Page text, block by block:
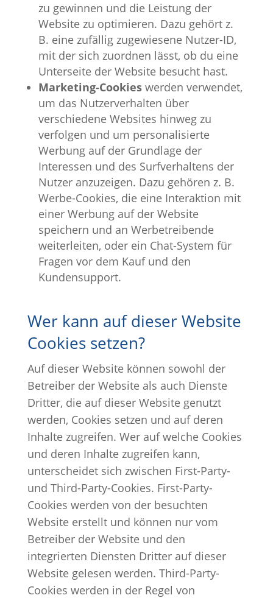
zu gewinnen und die Leistung der
Website zu optimieren. Dazu gehört z.
B. eine zufällig zugewiesene Nutzer-ID,
mit der sich zuordnen lässt, ob du eine
Unterseite der Website besucht hast.
Marketing-Cookieswerden verwendet,
um das Nutzerverhalten über
verschiedene Websites hinweg zu
verfolgen und um personalisierte
Werbung auf der Grundlage der
Interessen und des Surfverhaltens der
Nutzer anzuzeigen. Dazu gehören z. B.
Werbe-Cookies, die eine Interaktion mit
einer Werbung auf der Website
speichern und an Werbetreibende
weiterleiten, oder ein Chat-System für
Fragen vor dem Kauf und den
Kundensupport.
Wer kann auf dieser Website
Cookies setzen?
Auf dieser Website können sowohl der
Betreiber der Website als auch Dienste
Dritter, die auf dieser Website genutzt
werden, Cookies setzen und auf deren
Inhalte zugreifen. Wer auf welche Cookies
und deren Inhalte zugreifen kann,
unterscheidet sich zwischen First-Party-
und Third-Party-Cookies. First-Party-
Cookies werden von der besuchten
Website erstellt und können nur vom
Betreiber der Website und den
integrierten Diensten Dritter auf dieser
Website gelesen werden. Third-Party-
Cookies werden in der Regel von